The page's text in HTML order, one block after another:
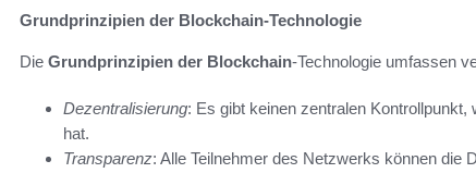
Grundprinzipien der Blockchain-Technologie
Die Grundprinzipien der Blockchain-Technologie umfassen
Dezentralisierung: Es gibt keinen zentralen
hat.
Transparenz: Alle Teilnehmer des Netzwerks können die